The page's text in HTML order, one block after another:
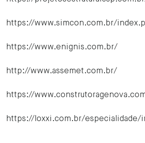
https://www.simcon.com.br/
https://www.enignis.com.br/
http://www.assemet.com.br/
https://
https://loxxi.com.br/especialidade/